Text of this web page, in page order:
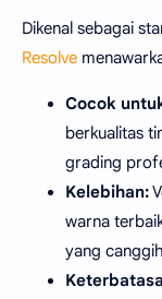
Dikenal sebagai
Resolve
Cocok
berkualitas
grading
Kelebihan:
warna
yang